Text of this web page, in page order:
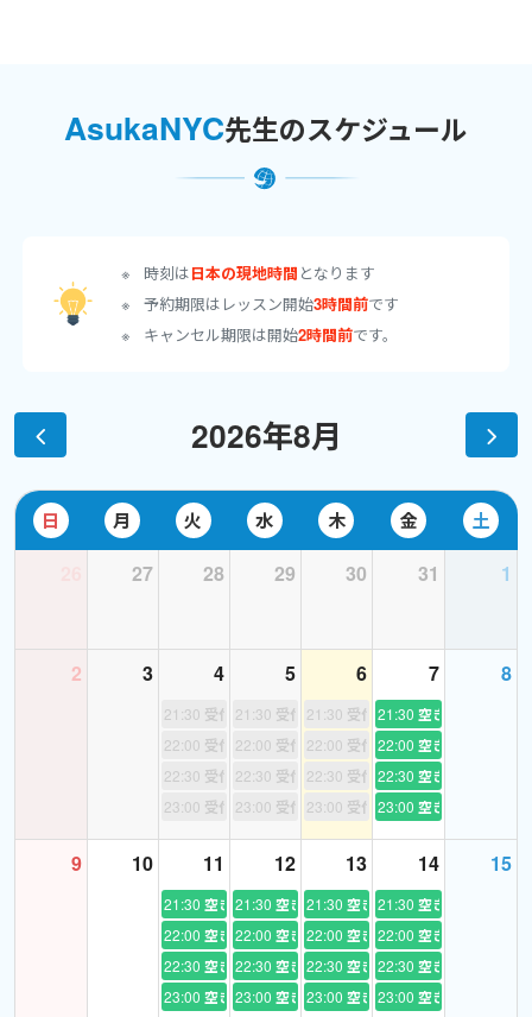
・レッスン対象や内容：
準備...主に、生徒さんが重点を置いて勉強したいものを中心に レ
２）旅行英会話、ホテルや滞在先とのメールのやり取りの英語、
日常会話、ニューヨーカーが使うスラング等。主に会話中心。
３）生徒さんのご興味のある話題や内容を中心に、楽しく英語を
滑らか音読重視』のレッスン
も、大学の４年間でかなり勉強して、作文や文法はその時にとても
上達したと思います。会話等はこの在米２０年の間で、しっかり叩
き込まれたと思います！
ご依頼お待ちしております！
AsukaNYC先生のスケジュール
時刻は日本の現地時間 となります
予約期限はレッスン開始3時間前です
キャンセル期限は開始2時間前です。
2026年8月
日 月 火 水 木 金 土
27 28 29 30 31 1
2 3 4
21:30 受付終了
22:00 受付終了
22:30 受付終了
23:00 受付終了
5
21:30 受付終了
22:00 受付終了
22:30 受付終了
23:00 受付終了
6
21:30 受付終了
22:00 受付終了
22:30 受付終了
23:00 受付終了
7
21:30 空き
22:00 空き
22:30 空き
23:00 空き
8
9 10 11
21:30 空き
22:00 空き
22:30 空き
23:00 空き
12
21:30 空き
22:00 空き
22:30 空き
23:00 空き
13
21:30 空き
22:00 空き
22:30 空き
23:00 空き
14
21:30 空き
22:00 空き
22:30 空き
23:00 空き
15